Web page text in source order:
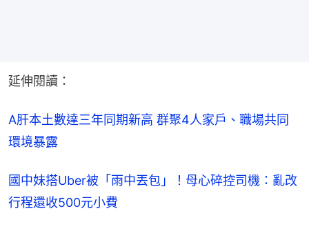
延伸閱讀：
A肝本土數達三年同期新高 群聚4人家戶、職場共同
環境暴露
國中妹搭Uber被「雨中丟包」！母心碎控司機：亂改
行程還收500元小費